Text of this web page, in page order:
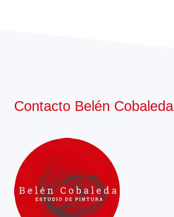
Contacto Belén Cobaleda